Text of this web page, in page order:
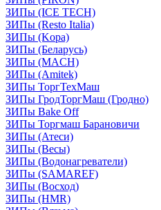
ЗИПы (ICE TECH)
ЗИПы (Resto Italia)
ЗИПы (Kopa)
ЗИПы (Беларусь)
ЗИПы (MACH)
ЗИПы (Amitek)
ЗИПы ТоргТехМаш
ЗИПы ГродТоргМаш (Гродно)
ЗИПы Bake Off
ЗИПы Торгмаш Барановичи
ЗИПы (Атеси)
ЗИПы (Весы)
ЗИПы (Водонагреватели)
ЗИПы (SAMAREF)
ЗИПы (Восход)
ЗИПы (HMR)